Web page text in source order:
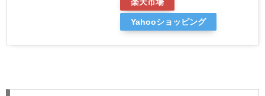
Yahooショッピング